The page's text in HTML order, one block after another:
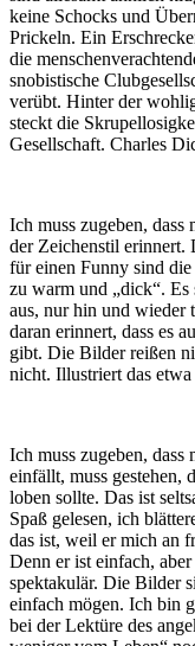
keine Schocks und
Prickeln. Ein
die
snobistische
verübt. Hinter der
steckt die
Gesellschaft. Charles
Ich muss zugeben,
der Zeichenstil erinnert.
für einen Funny sind
zu warm und „dick“. Es
aus, nur hin und wieder
daran erinnert, dass es
gibt. Die Bilder reißen
nicht. Illustriert das
Ich muss zugeben,
einfällt, muss gestehen,
loben sollte. Das ist
Spaß gelesen, ich
das ist, weil er mich an
Denn er ist einfach,
spektakulär. Die Bilder
einfach mögen. Ich bin
bei der Lektüre des